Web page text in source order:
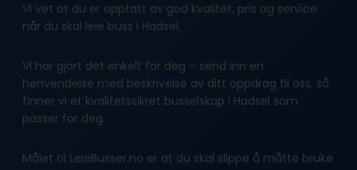
Vi vet at du er opptatt av god kvalitet, pris og service
når du skal leie buss i Hadsel.
Vi har gjort det enkelt for deg – send inn en
henvendelse med beskrivelse av ditt oppdrag til oss, så
finner vi et kvalitetssikret busselskap i Hadsel som
passer for deg.
Målet til LeieBusser.no er at du skal slippe å måtte bruke